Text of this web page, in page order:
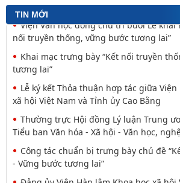
TIN MỚI
nguyên tắc tâm linh (Một khía cạnh của
Viện Văn học đồng chủ trì buổi Lễ khai
nối truyền thống, vững bước tương lai”
Khai mạc trưng bày “Kết nối truyền
tương lai”
Lễ ký kết Thỏa thuận hợp tác giữa Viện
xã hội Việt Nam và Tỉnh ủy Cao Bằng
Thường trực Hội đồng Lý luận Trung
Tiểu ban Văn hóa - Xã hội - Văn học,
Công tác chuẩn bị trưng bày chủ đề
- Vững bước tương lai”